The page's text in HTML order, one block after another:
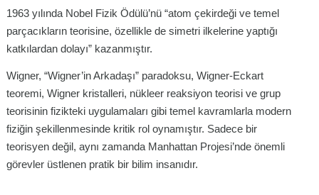
1963 yılında Nobel Fizik Ödülü’nü “atom çekirdeği ve temel
parçacıkların teorisine, özellikle de simetri ilkelerine yaptığı
katkılardan dolayı” kazanmıştır.
Wigner, “Wigner’in Arkadaşı” paradoksu, Wigner-Eckart
teoremi, Wigner kristalleri, nükleer reaksiyon teorisi ve grup
teorisinin fizikteki uygulamaları gibi temel kavramlarla modern
fiziğin şekillenmesinde kritik rol oynamıştır. Sadece bir
teorisyen değil, aynı zamanda Manhattan Projesi’nde önemli
görevler üstlenen pratik bir bilim insanıdır.